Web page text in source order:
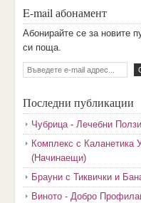
E-mail абонамент
Aбoниpaйтe ce зa нoвитe
cи пoщa.
Последни публикации
Чубрица - Лечебни
Комплекс с Каланетика
(Начинаещи)
Брауни с Тиквички и
Виното - Добро